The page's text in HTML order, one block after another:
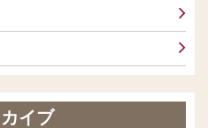
イブ